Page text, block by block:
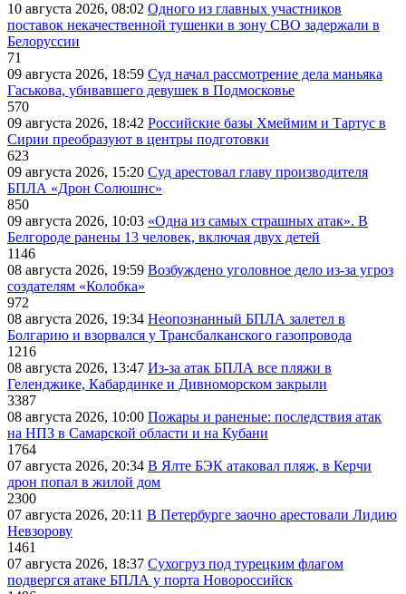
10 августа 2026, 08:02 Одного из главных участников
поставок некачественной тушенки в зону СВО задержали в
Белоруссии
71
09 августа 2026, 18:59 Суд начал рассмотрение дела маньяка
Гаськова, убивавшего девушек в Подмосковье
570
09 августа 2026, 18:42 Российские базы Хмеймим и Тартус в
Сирии преобразуют в центры подготовки
623
09 августа 2026, 15:20 Суд арестовал главу производителя
БПЛА «Дрон Солюшнс»
850
09 августа 2026, 10:03 «Одна из самых страшных атак». В
Белгороде ранены 13 человек, включая двух детей
1146
08 августа 2026, 19:59 Возбуждено уголовное дело из-за угроз
создателям «Колобка»
972
08 августа 2026, 19:34 Неопознанный БПЛА залетел в
Болгарию и взорвался у Трансбалканского газопровода
1216
08 августа 2026, 13:47 Из-за атак БПЛА все пляжи в
Геленджике, Кабардинке и Дивноморском закрыли
3387
08 августа 2026, 10:00 Пожары и раненые: последствия атак
на НПЗ в Самарской области и на Кубани
1764
07 августа 2026, 20:34 В Ялте БЭК атаковал пляж, в Керчи
дрон попал в жилой дом
2300
07 августа 2026, 20:11 В Петербурге заочно арестовали Лидию
Невзорову
1461
07 августа 2026, 18:37 Сухогруз под турецким флагом
подвергся атаке БПЛА у порта Новороссийск